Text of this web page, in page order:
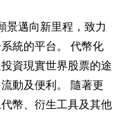
景邁向新里程，致力
統的平台。 代幣化
資現實世界股票的途
動及便利。 隨著更
幣、衍生工具及其他